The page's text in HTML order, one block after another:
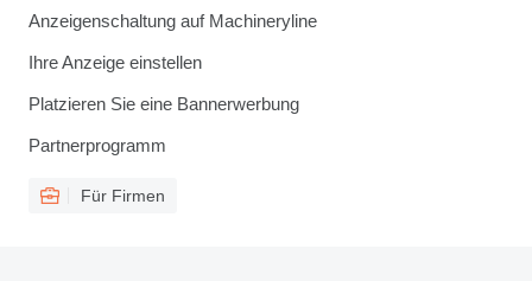
Anzeigenschaltung auf Machineryline
Ihre Anzeige einstellen
Platzieren Sie eine Bannerwerbung
Partnerprogramm
Für Firmen